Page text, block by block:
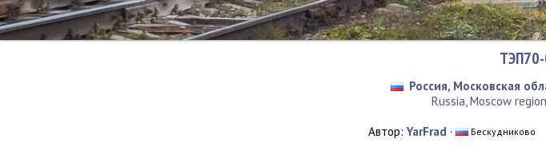
Россия, Московская
Russia, Moscow
Автор:YarFrad · Бескудниково